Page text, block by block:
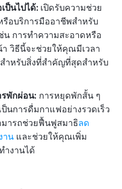
ป็นไปได้: เปิดรับความช่วย
รือบริการมืออาชีพสำหรับ
น การทำความสะอาดหรือ
า วิธีนี้จะช่วยให้คุณมีเวลา
ำหรับสิ่งที่สำคัญที่สุดสำหรับ
พักผ่อน: การหยุดพักสั้น ๆ
ป็นการดื่มกาแฟอย่างรวดเร็ว
มารถช่วยฟื้นฟูสมาธิลด
าน และช่วยให้คุณเพิ่ม
ำงานได้